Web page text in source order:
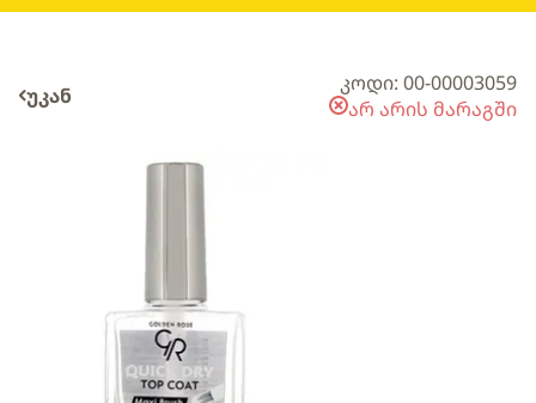
უკან
კოდი: 00-00003059
არ არის მარაგში